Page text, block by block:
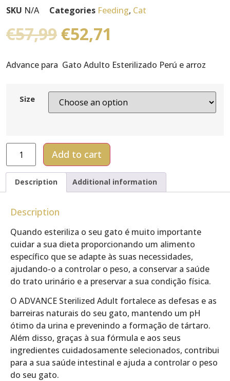
SKU N/A Categories Feeding, Cat
€57,99€52,71
Advance para Gato Adulto Esterilizado Perú e arroz
Size
Add to cart
Description Additional information
Description
Quando esteriliza o seu gato é muito importante
cuidar a sua dieta proporcionando um alimento
específico que se adapte às suas necessidades,
ajudando-o a controlar o peso, a conservar a saúde
do trato urinário e a preservar a sua condição física.
O ADVANCE Sterilized Adult fortalece as defesas e as
barreiras naturais do seu gato, mantendo um pH
ótimo da urina e prevenindo a formação de tártaro.
Além disso, graças à sua fórmula e aos seus
ingredientes cuidadosamente selecionados, contribui
para a sua saúde intestinal e ajuda a controlar o peso
do seu gato.